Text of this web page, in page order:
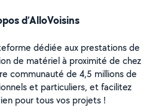
d’AlloVoisins
dédiée aux prestations de
de matériel à proximité de chez
communauté de 4,5 millions de
et particuliers, et facilitez
pour tous vos projets !